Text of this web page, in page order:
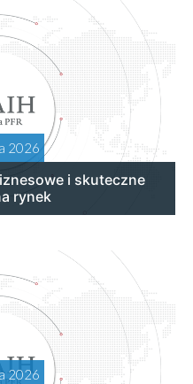
2026
i skuteczne
rynek
2026